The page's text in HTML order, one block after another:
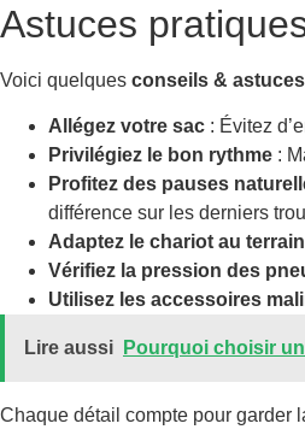
Astuces
Voici quelques conseils &
Allégez votre sac : Évitez
Privilégiez le bon rythme :
Profitez des pauses
différence sur les derniers
Adaptez le chariot au terrain
Vérifiez la pression des
Utilisez les accessoires
Lire aussi Pourquoi choisir
Chaque détail compte pour garder